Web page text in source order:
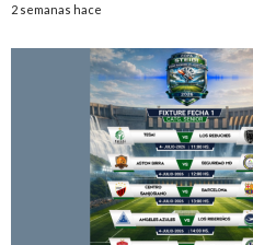
2 semanas hace